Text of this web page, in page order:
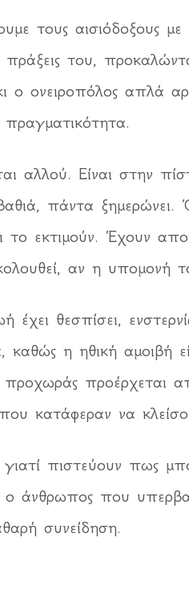
τους αισιόδοξους
πράξεις του,
ονειροπόλος απλά
αλλού. Είναι στην
πάντα
το εκτιμούν. Έχουν
αν η υπομονή
έχει θεσπίσει,
καθώς η ηθική
προέρχεται
κατάφεραν να
πιστεύουν πως
που
συνείδηση.